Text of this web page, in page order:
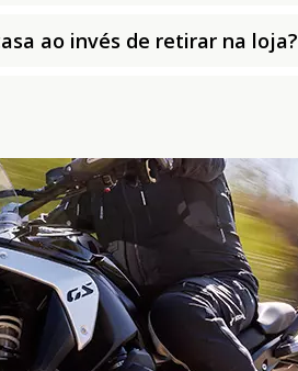
ao invés de retirar na loja?